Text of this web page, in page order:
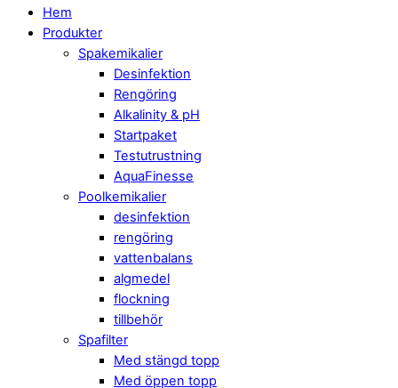
Hem
Produkter
Spakemikalier
Desinfektion
Rengöring
Alkalinity & pH
Startpaket
Testutrustning
AquaFinesse
Poolkemikalier
desinfektion
rengöring
vattenbalans
algmedel
flockning
tillbehör
Spafilter
Med stängd topp
Med öppen topp